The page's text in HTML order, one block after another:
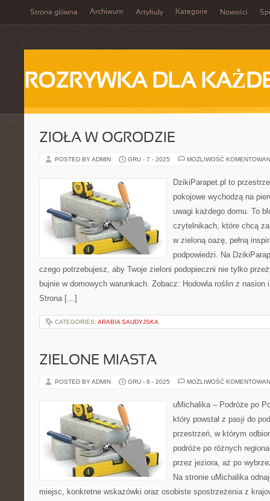
Strona główna Archiwum Artykuły Kategorie Nowości
ROZRYWKA DLA
ZIOŁA W OGRODZIE
POSTED BY ADMIN GRU - 7 - 2025 MOŻLIWOŚĆ
DzikiParapet.pl to
pokojowe wychodzą na
uwagi każdego domu. To
czytelnikach, które chcą
w zieloną oazę, pełną
podpowiedzi. Na
czego potrzebujesz, aby Twoje zieloni podopieczni nie tylko
bujnie w domowych warunkach. Zobacz: Hodowla roślin z nasion
Strona […]
CATEGORIES: ARABIA SAUDYJSKA
ZIELONE MIASTA
POSTED BY ADMIN GRU - 6 - 2025 MOŻLIWOŚĆ
uMichalika – Podróże po
który powstał z pasji do
przestrzeń, w którym
podróże po różnych
przez jeziora, aż po
Na stronie uMichalika
miejsc, konkretne wskazówki oraz osobiste spostrzeżenia z